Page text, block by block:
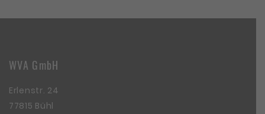
WVA GmbH
Erlenstr. 24
77815 Bühl